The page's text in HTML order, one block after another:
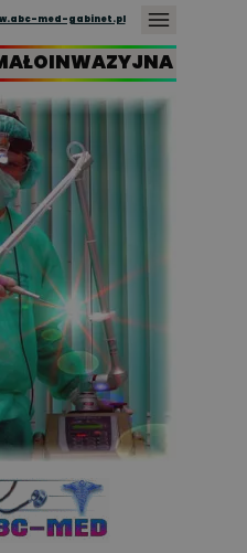
med-gabinet.pl